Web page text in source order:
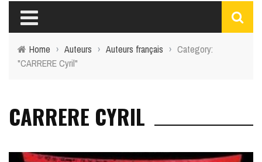
Home › Auteurs › Auteurs français › Category:
"CARRERE Cyril"
CARRERE CYRIL